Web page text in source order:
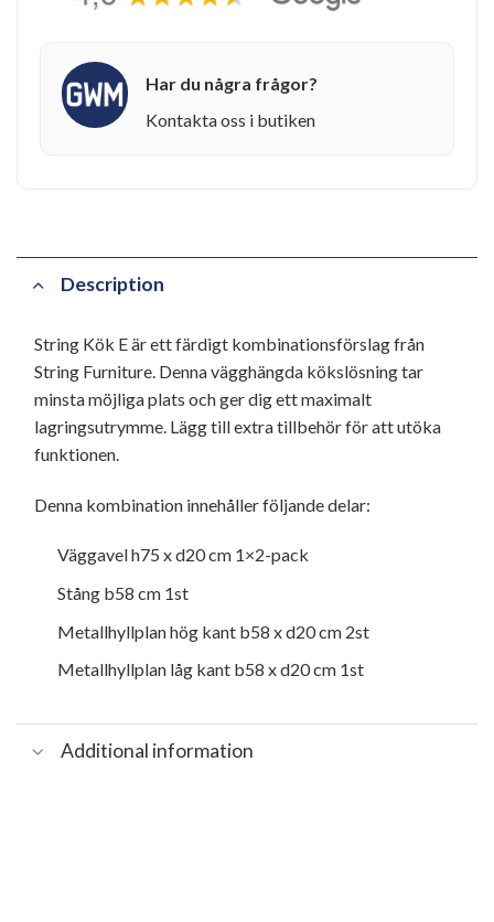
Har du några frågor?
Kontakta oss i butiken
Description
String Kök E är ett färdigt kombinationsförslag från
String Furniture. Denna vägghängda kökslösning tar
minsta möjliga plats och ger dig ett maximalt
lagringsutrymme. Lägg till extra tillbehör för att utöka
funktionen.
Denna kombination innehåller följande delar:
Väggavel h75 x d20 cm 1×2-pack
Stång b58 cm 1st
Metallhyllplan hög kant b58 x d20 cm 2st
Metallhyllplan låg kant b58 x d20 cm 1st
Additional information